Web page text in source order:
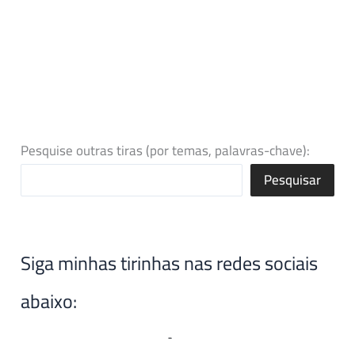
Pesquise outras tiras (por temas, palavras-chave):
Pesquisar
Siga minhas tirinhas nas redes sociais
abaixo: